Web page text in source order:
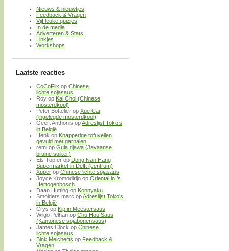
Nieuws & nieuwtjes
Feedback & Vragen
Vijf leuke quizjes
In de media
Adverteren & Stats
Linkjes
Workshops
Laatste reacties
CoCoFlix op Chinese
lichte sojasaus
Roy op Kai Choi (Chinese
mosterdkool)
Peter Bottelier op Xue Cai
(ingelegde mosterdkool)
Geert Anthonis opAdreslijst Toko’s
in België
Henk op Knapperige tofuvellen
gevuld met garnalen
remi op Gula djawa (Javaanse
bruine suiker)
Els Töpfer op Dong Nan Hang
Supermarket in Delft (centrum)
Xuper op Chinese lichte sojasaus
Joyce Kromodirijo op Oriental in ’s
Hertogenbosch
Daan Hutting op Konnyaku
Smolders marc opAdreslijst Toko’s
in België
Crys op Kip in Meestersaus
Wilgo Pelhan op Chu Hou Saus
(Kantonese sojabonensaus)
James Clock op Chinese
lichte sojasaus
Bink Melcherts op Feedback &
Vragen